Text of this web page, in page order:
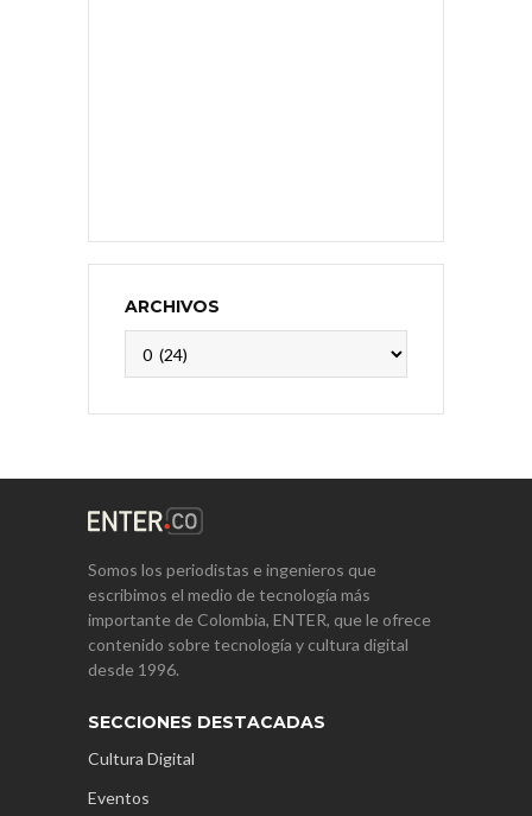
ARCHIVOS
Somos los periodistas e ingenieros que
escribimos el medio de tecnología más
importante de Colombia, ENTER, que le ofrece
contenido sobre tecnología y cultura digital
desde 1996.
SECCIONES DESTACADAS
Cultura Digital
Eventos